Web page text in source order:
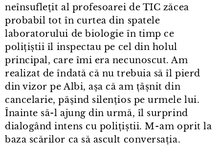
neînsuflețit al profesoarei de TIC zăcea
probabil tot în curtea din spatele
laboratorului de biologie în timp ce
polițiștii îl inspectau pe cel din holul
principal, care îmi era necunoscut. Am
realizat de îndată că nu trebuia să îl pierd
din vizor pe Albi, așa că am țâșnit din
cancelarie, pășind silențios pe urmele lui.
Înainte să-l ajung din urmă, îl surprind
dialogând intens cu polițiștii. M⁠-⁠am oprit la
baza scărilor ca să ascult conversația.